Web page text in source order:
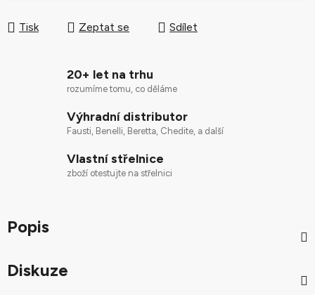
Tisk Zeptat se Sdílet
20+ let na trhu
rozumíme tomu, co děláme
Výhradní distributor
Fausti, Benelli, Beretta, Chedite, a další
Vlastní střelnice
zboží otestujte na střelnici
Popis
Diskuze